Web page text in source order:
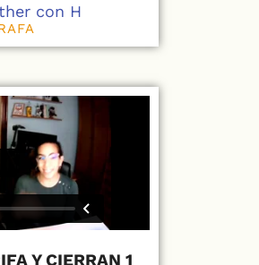
con H
Y CIERRAN 1